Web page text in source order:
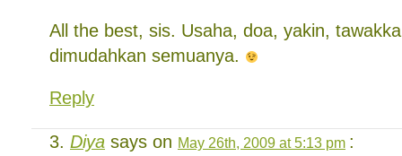
All the best, sis. Usaha, doa, yakin,
dimudahkan semuanya.
Reply
Diya says on May 26th, 2009 at 5:13 pm :